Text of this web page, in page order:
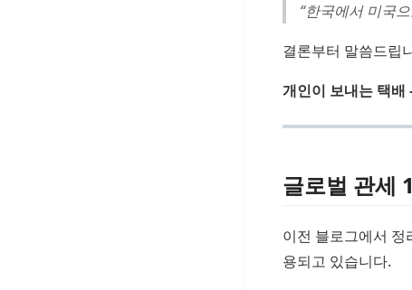
“한국에서 미국
결론부터 말씀드립
개인이 보내는 택
글로벌 관세
이전 블로그에서
용되고 있습니다.